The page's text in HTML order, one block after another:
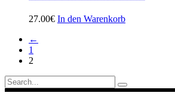
27.00€ In den Warenkorb
←
1
2
Search
for: